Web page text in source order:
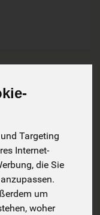
Targeting
Internet-
die Sie
um
woher